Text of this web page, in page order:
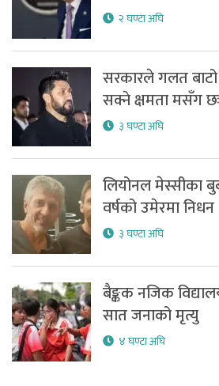
२ घण्टा अघि
सरकारले गलत
सक्ने क्षमता मसँग
३ घण्टा अघि
लियोनल मेस्सीका
वर्षको उमेरमा निधन
३ घण्टा अघि
बैङ्कक नजिक
सात जनाको मृत्यु
४ घण्टा अघि